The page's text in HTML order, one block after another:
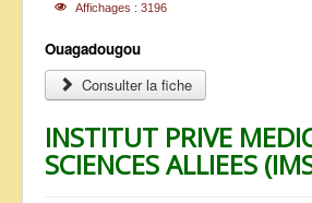
Affichages : 3196
Ouagadougou
Consulter la fiche
INSTITUT PRIVE
SCIENCES ALLIEES